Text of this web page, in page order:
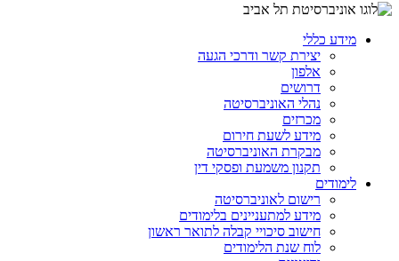
מידע כללי
יצירת קשר ודרכי הגעה
אלפון
דרושים
נהלי האוניברסיטה
מכרזים
מידע לשעת חירום
מבקרת האוניברסיטה
תקנון משמעת ופסקי דין
לימודים
רישום לאוניברסיטה
מידע למתעניינים בלימודים
חישוב סיכויי קבלה לתואר ראשון
לוח שנת הלימודים